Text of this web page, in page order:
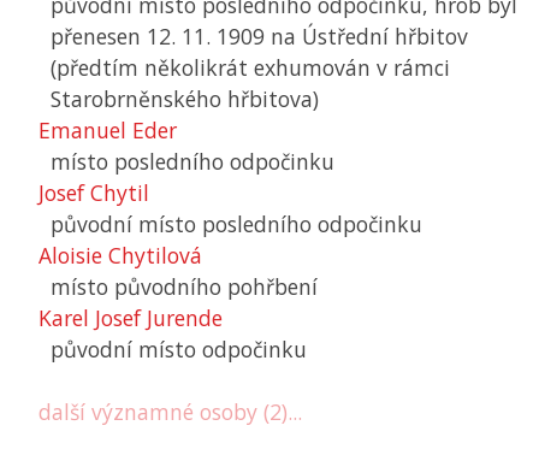
přenesen 12. 11. 1909 na Ústřední hřbitov
(předtím několikrát exhumován v rámci
Starobrněnského hřbitova)
Emanuel Eder
místo posledního odpočinku
Josef Chytil
původní místo posledního odpočinku
Aloisie Chytilová
místo původního pohřbení
Karel Josef Jurende
původní místo odpočinku
další významné osoby (2)...